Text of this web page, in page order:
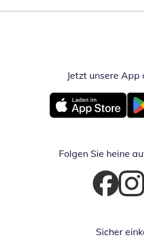
Jetzt unsere
Öffnet in neuem
Folgen Sie heine
Öffnet in
Sicher